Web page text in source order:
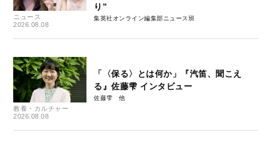
ニュース
2026.08.08
り”
集英社オンライン編集部ニュース班
教養・カルチャー
2026.08.08
「〈保る〉とは何か」『汽笛、聞こえ
る』佐藤雫 インタビュー
佐藤雫